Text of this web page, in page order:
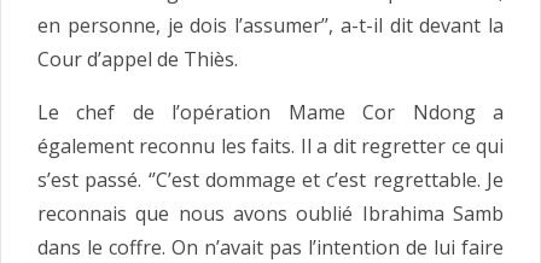
en personne, je dois l’assumer’’, a-t-il dit devant la
Cour d’appel de Thiès.
Le chef de l’opération Mame Cor Ndong a
également reconnu les faits. Il a dit regretter ce qui
s’est passé. ‘’C’est dommage et c’est regrettable. Je
reconnais que nous avons oublié Ibrahima Samb
dans le coffre. On n’avait pas l’intention de lui faire